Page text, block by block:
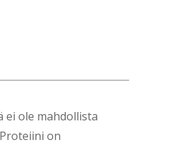
ei ole mahdollista
on